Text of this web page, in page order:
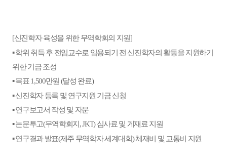
[신진학자 육성을 위한 무역학회의 지원]
▪학위 취득 후 전임교수로 임용되기 전 신진학자의 활동을 지원하기
위한 기금 조성
▪목표1,500만원 (달성 완료)
▪신진학자 등록 및 연구지원 기금 신청
▪연구보고서 작성 및 자문
▪논문투고(무역학회지, JKT)심사료 및 게재료 지원
▪연구결과 발표(제주 무역학자 세계대회)체재비 및 교통비 지원